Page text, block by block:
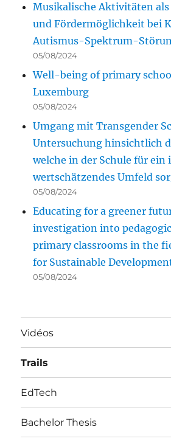
Musikalische Aktivitäten
und Fördermöglichkeit bei
Autismus-Spektrum-
05/08/2024
Well-being of primary
Luxemburg
05/08/2024
Umgang mit Transgender
Untersuchung hinsichtlich
welche in der Schule für ein
wertschätzendes Umfeld
05/08/2024
Educating for a greener
investigation into
primary classrooms in the
for Sustainable
05/08/2024
Vidéos
Trails
EdTech
Bachelor Thesis